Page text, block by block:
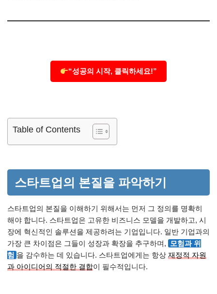
“성공의 시작, 클릭하세요!”
Table of Contents
스타트업의 본질을 파악하기
스타트업의 본질을 이해하기 위해서는 먼저 그 정의를 명확히
해야 합니다. 스타트업은 고유한 비즈니스 모델을 개발하고, 시
장에 혁신적인 솔루션을 제공하려는 기업입니다. 일반 기업과의
가장 큰 차이점은 그들이 성장과 확장을 추구하며,
모험과 위
험 을 감수하는 데 있습니다. 스타트업에게는 항상 재정적 자원
과 아이디어의 적절한 결합이 필수적입니다.